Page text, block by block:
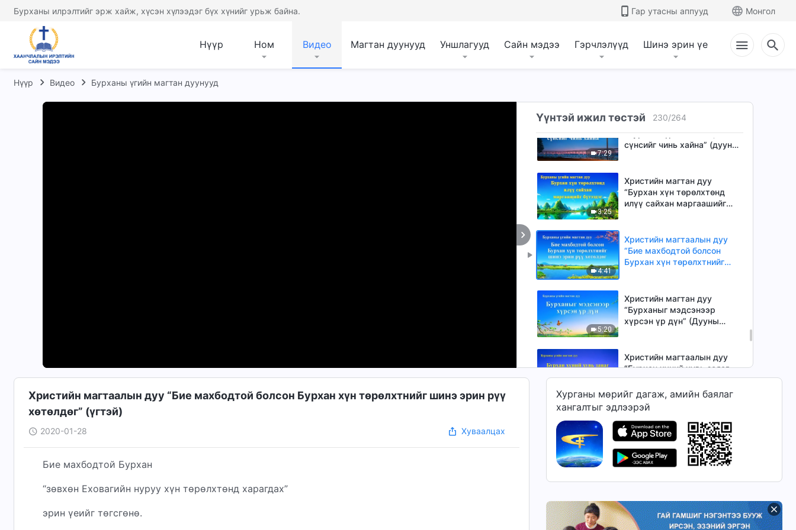
Бурханы илрэлтийг эрж хайж, хүсэн хүлээдэг бүх хүнийг урьж байна. Гар утасны аппууд Монгол
Нүүр Ном Видео Магтан дуунууд Уншлагууд Сайн мэдээ Гэрчлэлүүд Шинэ эрин үе
Нүүр Видео Бурханы үгийн магтан дуунууд
Үүнтэй ижил төстэй 230/264
Христийн сүмийн дуу “Чи
Бурханы өмнө зүрх
7:29
Христийн магтаалын дуу
“Бурхан зүрхийг чинь,
сүнсийг чинь хайна” (дууны
3:25
Христийн магтан дуу
“Бурхан хүн төрөлхтөнд
илүү сайхан маргаашийг
4:41
Христийн магтаалын дуу
“Бие махбодтой болсон
Бурхан хүн төрөлхтнийг
5:20
Христийн магтан дуу
“Бурханыг мэдсэнээр
хүрсэн үр дүн” (Дууны
Христийн магтаалын дуу
“Бурхан хүний хувь заяаг
аль эрт шийдсэн” (Lyrics)
3:55
Христийн магтан дуу
“Залуусын мөрдөх ёстой
зүйл” (үгтэй)
5:44
(дууны үг)
Христийн магтаалын дуу “Бие махбодтой болсон Бурхан хүн төрөлхтнийг шинэ эрин рүү
хөтөлдөг” (үгтэй)
2020-01-28 Хуваалцах
Бие махбодтой Бурхан
“зөвхөн Еховагийн нуруу хүн төрөлхтөнд харагдах”
эрин үеийг төгсгөнө.
Хурганы мөрийг дагаж, амийн баялаг
хангалтыг эдлээрэй